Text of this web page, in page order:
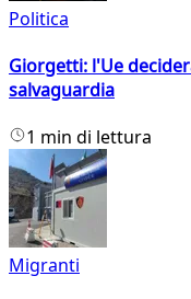
Politica
Giorgetti: l'Ue
salvaguardia
1 min di lettura
Migranti